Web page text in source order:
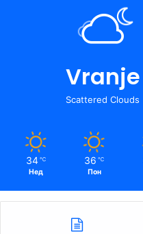
Vranje
Scattered Clouds
34 ℃
Нед
36 ℃
Пон